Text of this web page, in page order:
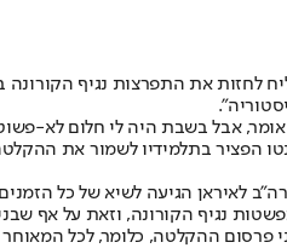
את התפרצות נגיף הקורונה
אבל בשבת היה לי חלום לא-
פינטו הפציר בתלמידיו לשמור
לאיראן הגיעה לשיא של כל
נגיף הקורונה, וזאת על אף